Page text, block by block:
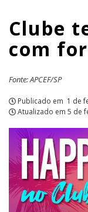
|
APCEF/
Clube
com
Fonte: APCEF/SP
Publicado em 1 de
Atualizado em 5 de